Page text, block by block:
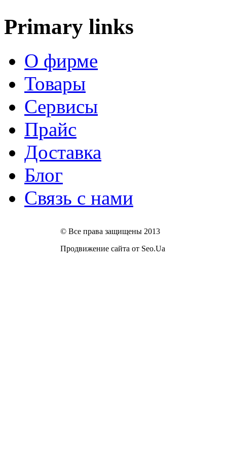
Primary links
О фирме
Товары
Сервисы
Прайс
Доставка
Блог
Связь с нами
© Все права защищены 2013
Продвижение сайта от Seo.Ua